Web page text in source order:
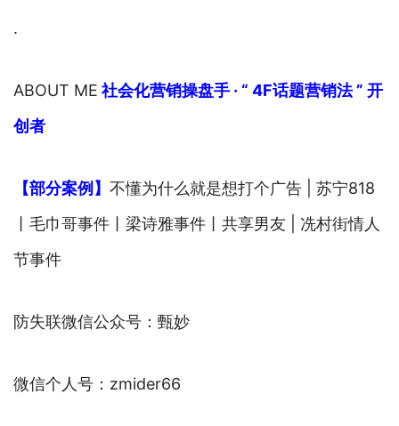
.
ABOUT ME 社会化营销操盘手 · “ 4F话题营销法 ” 开
创者
【部分案例】 不懂为什么就是想打个广告 | 苏宁818
丨毛巾哥事件丨梁诗雅事件丨共享男友 | 冼村街情人
节事件
防失联微信公众号：甄妙
微信个人号：zmider66